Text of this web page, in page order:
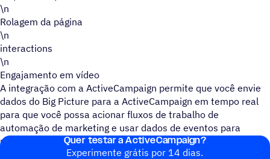
\n
Rolagem da página
\n
interactions
\n
Engajamento em vídeo
A integração com a ActiveCampaign permite que você envie
dados do Big Picture para a ActiveCampaign em tempo real
para que você possa acionar fluxos de trabalho de
automação de marketing e usar dados de eventos para
personalizar seu acompanhamento de marketing.
Quer testar a ActiveCampaign?
Experimente grátis por 14 dias.